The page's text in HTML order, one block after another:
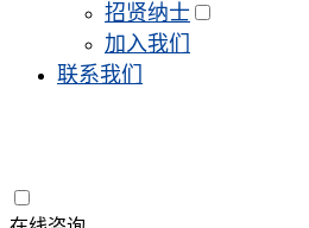
招贤纳士
加入我们
联系我们